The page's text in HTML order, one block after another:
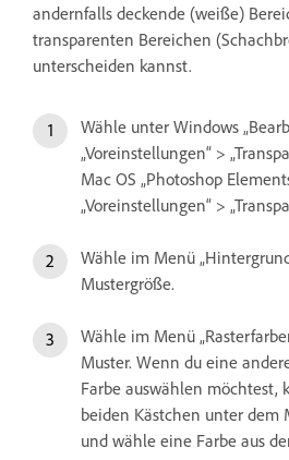
andernfalls deckende (weiße)
transparenten Bereichen
unterscheiden kannst.
Wähle unter Windows
„Voreinstellungen“ >
Mac OS „Photoshop
„Voreinstellungen“ >
Wähle im Menü
Mustergröße.
Wähle im Menü
Muster. Wenn du eine
Farbe auswählen möchtest,
beiden Kästchen unter dem
und wähle eine Farbe aus